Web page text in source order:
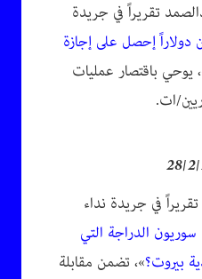
تقريراً في جريدة
دولاراً إحصل على إجازة
يوحي باقتصار عمليات
ات.
28/
في جريدة نداء
الدراجة التي
بيروت؟»، تضمن مقابلة